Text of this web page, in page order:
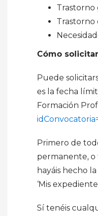
Trastorno
Trastorno
Cómo
Puede
es la fecha
Formación
Primero de
permanente, o
hayáis hecho
‘Mis
Sí tenéis